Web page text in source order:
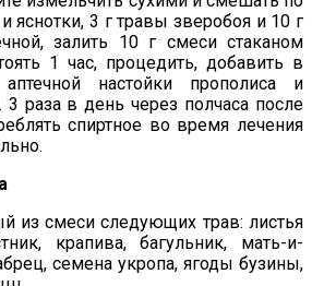
яснотки, 3 г травы зверобоя и 10 г
залить 10 г смеси стаканом
1 час, процедить, добавить в
настойки прополиса и
3 раза в день через полчаса после
спиртное во время лечения
из смеси следующих трав: листья
крапива, багульник, мать-и-
семена укропа, ягоды бузины,